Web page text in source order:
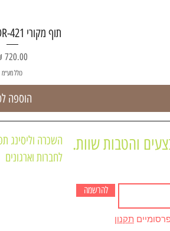
תצוגהתוף מקורי Brother DR-421
מחיר
כולל מע״מ
הוספה
והטבות שוות.
להרשמה
תקנון
השכרה וליסינג
לחברות וארגונים